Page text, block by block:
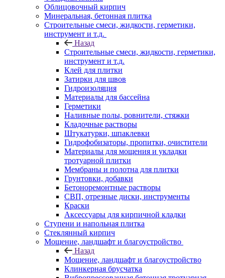
Облицовочный кирпич
Минеральная, бетонная плитка
Строительные смеси, жидкости, герметики,
инструмент и т.д.
Назад
Строительные смеси, жидкости, герметики,
инструмент и т.д.
Клей для плитки
Затирки для швов
Гидроизоляция
Материалы для бассейна
Герметики
Наливные полы, ровнители, стяжки
Кладочные растворы
Штукатурки, шпаклевки
Гидрофобизаторы, пропитки, очистители
Материалы для мощения и укладки
тротуарной плитки
Мембраны и полотна для плитки
Грунтовки, добавки
Бетоноремонтные растворы
СВП, отрезные диски, инструменты
Краски
Аксессуары для кирпичной кладки
Ступени и напольная плитка
Cтеклянный кирпич
Мощение, ландшафт и благоустройство
Назад
Мощение, ландшафт и благоустройство
Клинкерная брусчатка